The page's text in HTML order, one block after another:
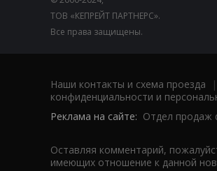
ТОВ «КЕПРЕЙТ ПАРТНЕРС».
Все права защищены.
Наши контакты и схема проезда |
конфиденциальности и
Реклама на сайте: Отдел продаж
Оставляя комментарий,
имеющих отношение к данной